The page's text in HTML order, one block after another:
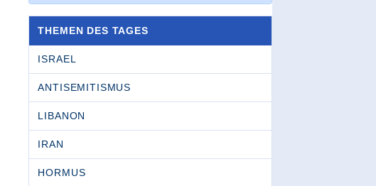
THEMEN DES TAGES
ISRAEL
ANTISEMITISMUS
LIBANON
IRAN
HORMUS